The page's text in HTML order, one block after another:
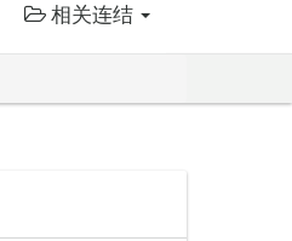
相关连结